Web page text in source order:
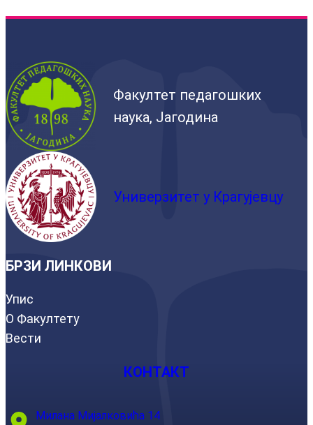
Факултет педагошких
наука, Јагодина
Универзитет у Крагујевцу
БРЗИ ЛИНКОВИ
Упис
О Факултету
Вести
КОНТАКТ
Милана Мијалковића 14